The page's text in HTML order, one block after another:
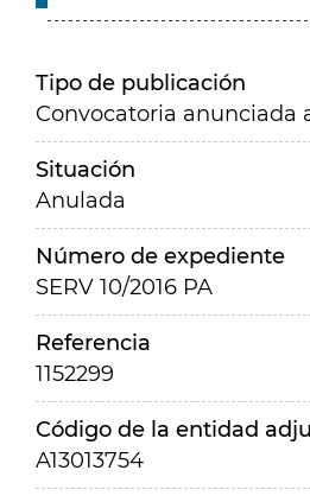
Tipo de publicación
Convocatoria anunciada
Situación
Anulada
Número de expediente
SERV 10/2016 PA
Referencia
1152299
Código de la entidad
A13013754